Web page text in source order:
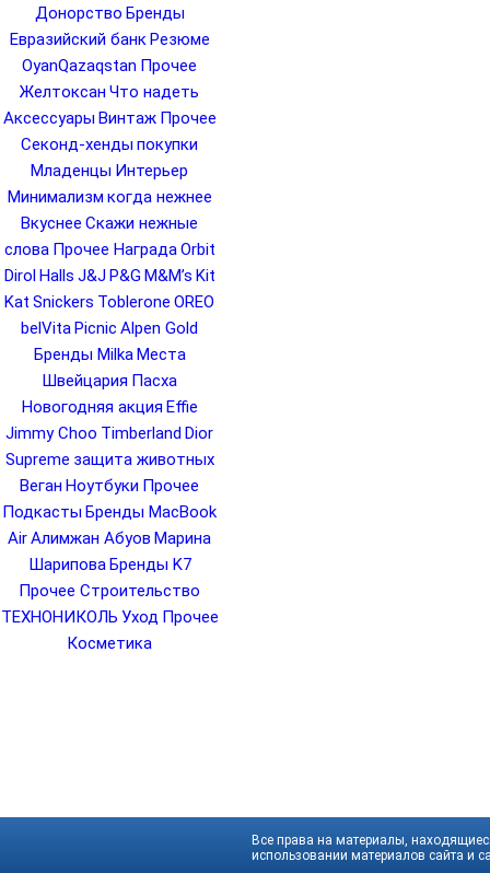
Донорство Бренды
Евразийский банк Резюме
OyanQazaqstan Прочее
Желтоксан Что надеть
Аксессуары Винтаж Прочее
Секонд-хенды покупки
Младенцы Интерьер
Минимализм когда нежнее
Вкуснее Скажи нежные
слова Прочее НаградаOrbit
Dirol Halls J&J P&G M&M’s Kit
Kat Snickers Toblerone OREO
belVita Picnic Alpen Gold
Бренды Milka Места
Швейцария Пасха
Новогодняя акция Effie
Jimmy Choo Timberland Dior
Supreme защита животных
Веган Ноутбуки Прочее
Подкасты Бренды MacBook
AirАлимжан Абуов Марина
Шарипова Бренды K7
Прочее Строительство
ТЕХНОНИКОЛЬ Уход Прочее
Косметика
Все права на материалы,
использовании материалов сайта и